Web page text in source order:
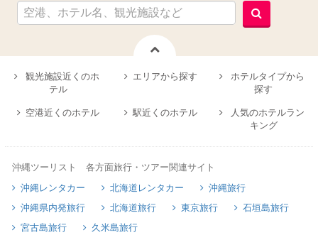
観光施設近くのホ
テル
エリアから探す
ホテルタイプから
探す
空港近くのホテル 駅近くのホテル
人気のホテルラン
キング
沖縄ツーリスト 各方面旅行・ツアー関連サイト
沖縄レンタカー
北海道レンタカー
沖縄旅行
沖縄県内発旅行
北海道旅行 東京旅行
石垣島旅行
宮古島旅行
久米島旅行